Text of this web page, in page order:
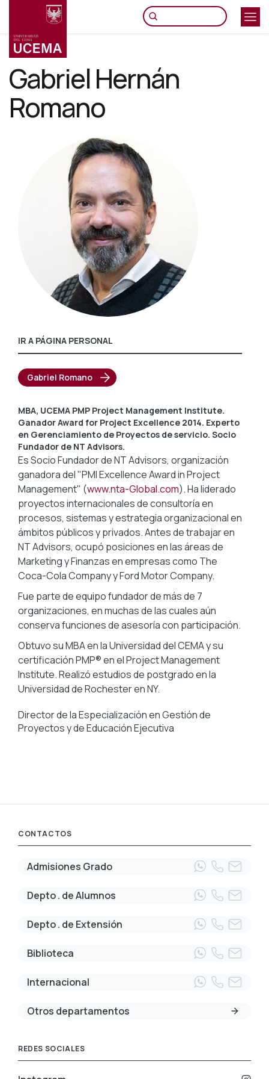
principal
Gabriel Hernán
Romano
IR A PÁGINA PERSONAL
Gabriel Romano
MBA, UCEMA PMP Project Management Institute.
Ganador Award for Project Excellence 2014. Experto
en Gerenciamiento de Proyectos de servicio. Socio
Fundador de NT Advisors.
Es Socio Fundador de NT Advisors, organización
ganadora del "PMI Excellence Award in Project
Management" (www.nta-Global.com). Ha liderado
proyectos internacionales de consultoría en
procesos, sistemas y estrategia organizacional en
ámbitos públicos y privados. Antes de trabajar en
NT Advisors, ocupó posiciones en las áreas de
Marketing y Finanzas en empresas como The
Coca-Cola Company y Ford Motor Company.
Fue parte de equipo fundador de más de 7
organizaciones, en muchas de las cuales aún
conserva funciones de asesoría con participación.
Obtuvo su MBA en la Universidad del CEMA y su
certificación PMP® en el Project Management
Institute. Realizó estudios de postgrado en la
Universidad de Rochester en NY.
Director de la Especialización en Gestión de
Proyectos y de Educación Ejecutiva
CONTACTOS
Admisiones Grado
Depto . de Alumnos
Depto . de Extensión
Biblioteca
Internacional
Otros departamentos
REDES SOCIALES